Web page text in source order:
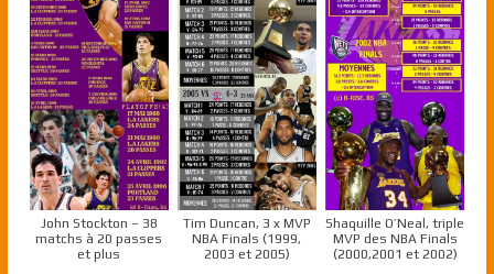
John Stockton – 38
matchs à 20 passes
et plus
Tim Duncan, 3 x MVP
NBA Finals (1999,
2003 et 2005)
Shaquille O’Neal, triple
MVP des NBA Finals
(2000,2001 et 2002)